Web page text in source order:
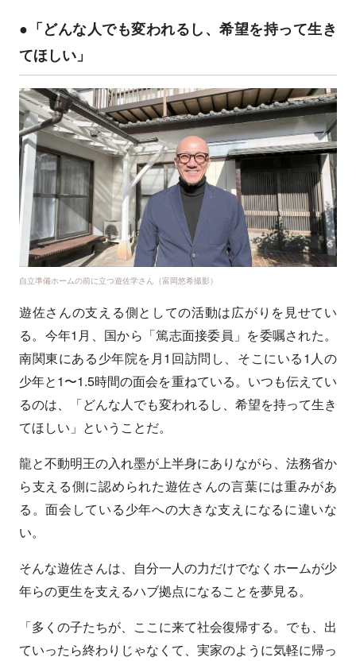
●「どんな人でも変われるし、希望を持って生き
てほしい」
自立準備ホームの前に立つ遊佐学さん（富岡悠希撮影）
遊佐さんの支える側としての活動は広がりを見せてい
る。今年1月、国から「篤志面接委員」を委嘱された。
南関東にある少年院を月1回訪問し、そこにいる1人の
少年と1〜1.5時間の面会を重ねている。いつも伝えてい
るのは、「どんな人でも変われるし、希望を持って生き
てほしい」ということだ。
龍と不動明王の入れ墨が上半身にありながら、法務省か
ら支える側に認められた遊佐さんの言葉には重みがあ
る。面会している少年への大きな支えになるに違いな
い。
そんな遊佐さんは、自分一人の力だけでなくホームが少
年らの更生を支えるハブ拠点になることを夢見る。
「多くの子たちが、ここに来て社会復帰する。でも、出
ていったら終わりじゃなくて、実家のように気軽に帰っ